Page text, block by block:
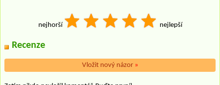
nejhorší nejlepší
Recenze
Vložit nový názor »